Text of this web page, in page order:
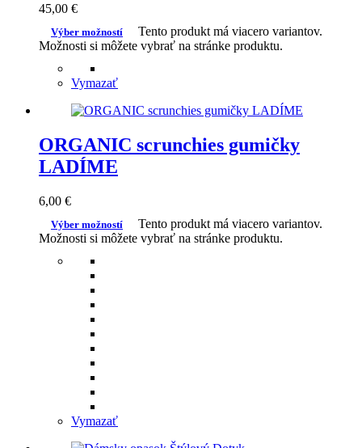
45,00 €
Výber možností
Tento produkt má viacero variantov.
Možnosti si môžete vybrať na stránke produktu.
Vymazať
ORGANIC scrunchies gumičky
LADÍME
6,00 €
Výber možností
Tento produkt má viacero variantov.
Možnosti si môžete vybrať na stránke produktu.
Vymazať